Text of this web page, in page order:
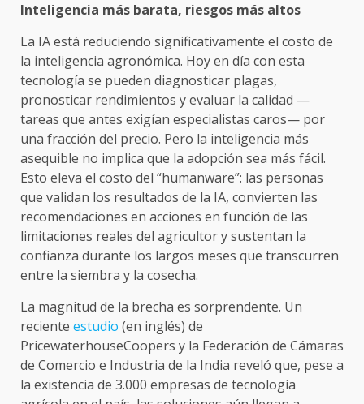
Inteligencia más barata, riesgos más altos
La IA está reduciendo significativamente el costo de
la inteligencia agronómica. Hoy en día con esta
tecnología se pueden diagnosticar plagas,
pronosticar rendimientos y evaluar la calidad —
tareas que antes exigían especialistas caros— por
una fracción del precio. Pero la inteligencia más
asequible no implica que la adopción sea más fácil.
Esto eleva el costo del “humanware”: las personas
que validan los resultados de la IA, convierten las
recomendaciones en acciones en función de las
limitaciones reales del agricultor y sustentan la
confianza durante los largos meses que transcurren
entre la siembra y la cosecha.
La magnitud de la brecha es sorprendente. Un
reciente estudio (en inglés) de
PricewaterhouseCoopers y la Federación de Cámaras
de Comercio e Industria de la India reveló que, pese a
la existencia de 3.000 empresas de tecnología